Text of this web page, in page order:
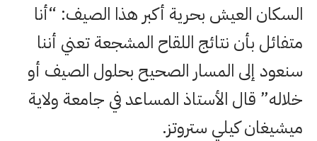
السكان العيش بحرية أكبر هذا الصيف: “أنا
متفائل بأن نتائج اللقاح المشجعة تعني أننا
سنعود إلى المسار الصحيح بحلول الصيف أو
خلاله” قال الأستاذ المساعد في جامعة ولاية
ميشيغان كيلي ستروتز.